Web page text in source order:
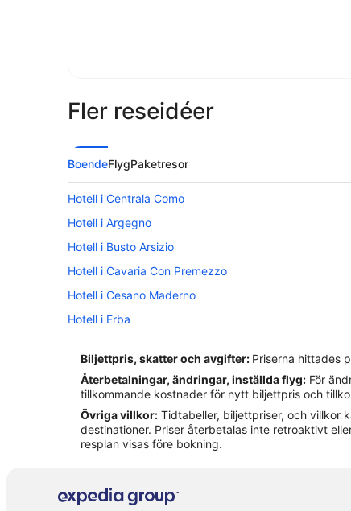
Fler reseidéer
BoendeFlygPaketresor
Hotell i Centrala Como
Hotell i Argegno
Hotell i Busto Arsizio
Hotell i Cavaria Con Premezzo
Hotell i Cesano Maderno
Hotell i Erba
Hotell i Legnano
Hotell i Moltrasio
Hotell i Mozzate
Hotell i Olgiate Comasco
Hotell i Varese
Biljettpris, skatter och avgifter: Priserna hittades
Återbetalningar, ändringar, inställda flyg: För
tillkommande kostnader för nytt biljettpris och
Övriga villkor: Tidtabeller, biljettpriser, och villkor
destinationer. Priser återbetalas inte retroaktivt
resplan visas före bokning.